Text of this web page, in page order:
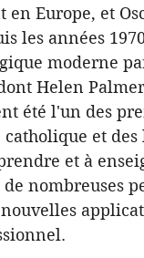
en Europe, et
les années
moderne
Helen
été l'un des
et des
et à
nombreuses